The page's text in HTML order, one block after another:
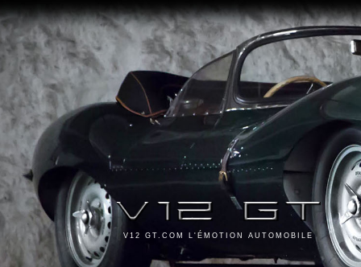
V12 GT.COM L'ÉMOTION AUTOMOBILE